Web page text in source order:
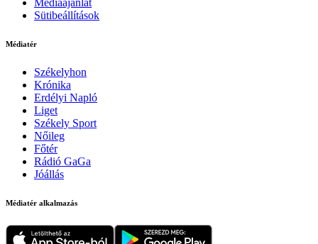
Médiaajánlat
Sütibeállítások
Médiatér
Székelyhon
Krónika
Erdélyi Napló
Liget
Székely Sport
Nőileg
Főtér
Rádió GaGa
Jóállás
Médiatér alkalmazás